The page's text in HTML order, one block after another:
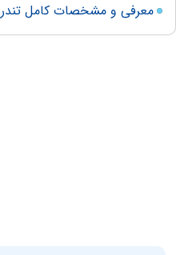
معرفی و مشخصات کامل تندر 90 تیپ E2 شرکت ایران خودرو